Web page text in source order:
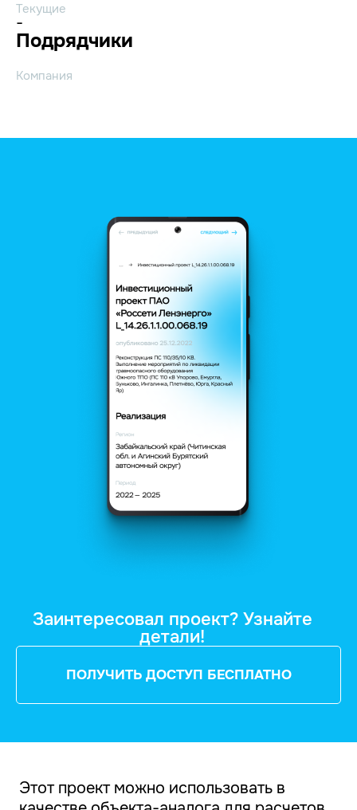
Текущие
-
Подрядчики
Компания
Заинтересовал проект? Узнайте
детали!
ПОЛУЧИТЬ ДОСТУП БЕСПЛАТНО
Этот проект можно использовать в